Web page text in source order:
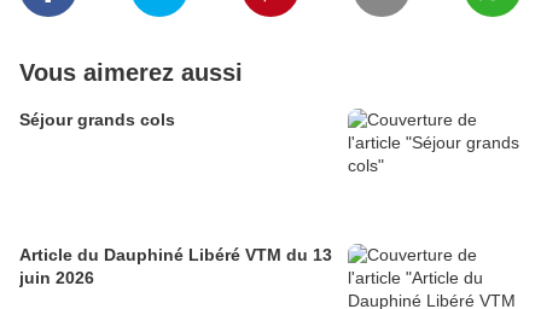
Vous aimerez aussi
Séjour grands cols
Article du Dauphiné Libéré VTM du 13
juin 2026